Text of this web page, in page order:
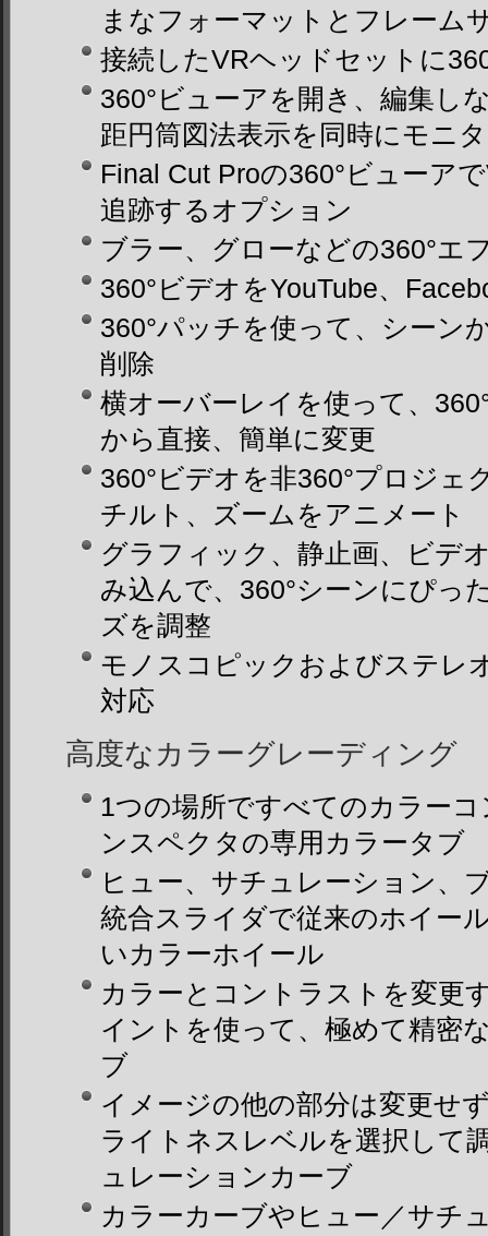
まなフォーマットとフレーム
接続したVRヘッドセットに
360°ビューアを開き、編集し
距円筒図法表示を同時にモニタ
Final Cut Proの360°ビューア
追跡するオプション
ブラー、グローなどの360°エ
360°ビデオをYouTube、
360°パッチを使って、シーン
削除
横オーバーレイを使って、
から直接、簡単に変更
360°ビデオを非360°プロジェ
チルト、ズームをアニメート
グラフィック、静止画、ビデ
み込んで、360°シーンにぴっ
ズを調整
モノスコピックおよびステレ
対応
高度なカラーグレーディング
1つの場所ですべてのカラー
ンスペクタの専用カラータブ
ヒュー、サチュレーション、
統合スライダで従来のホイー
いカラーホイール
カラーとコントラストを変更
イントを使って、極めて精密
ブ
イメージの他の部分は変更せ
ライトネスレベルを選択して
ュレーションカーブ
カラーカーブやヒュー／サチ